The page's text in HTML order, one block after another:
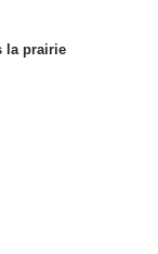
la prairie